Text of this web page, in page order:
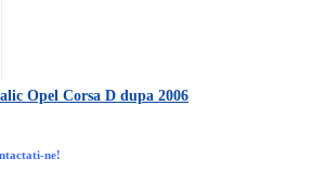
Opel Corsa D dupa 2006
ne!